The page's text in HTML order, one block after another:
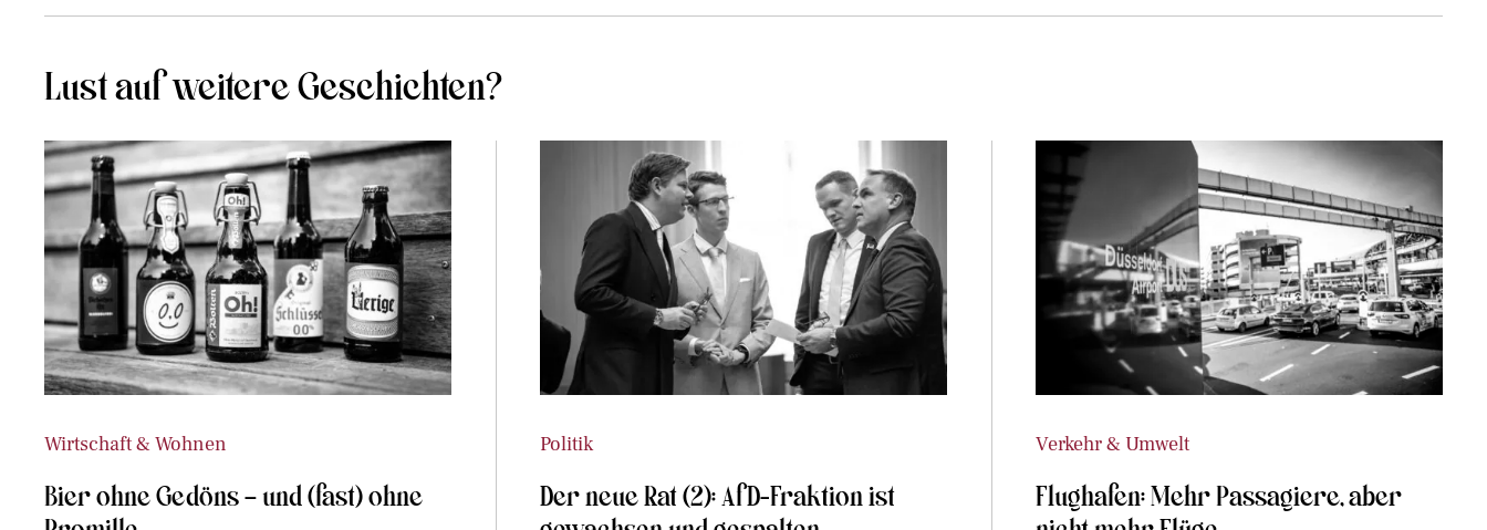
Lust auf weitere Geschichten?
Wirtschaft & Wohnen
Bier ohne Gedöns – und (fast) ohne
Politik
Der neue Rat (2): AfD-Fraktion ist
Verkehr & Umwelt
Flughafen: Mehr Passagiere, aber